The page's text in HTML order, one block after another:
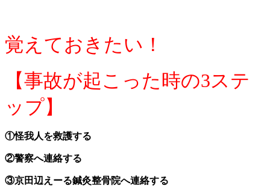
覚えておきたい！
【事故が起こった時の3ステ
ップ】
①怪我人を救護する
②警察へ連絡する
③京田辺えーる鍼灸整骨院へ連絡する